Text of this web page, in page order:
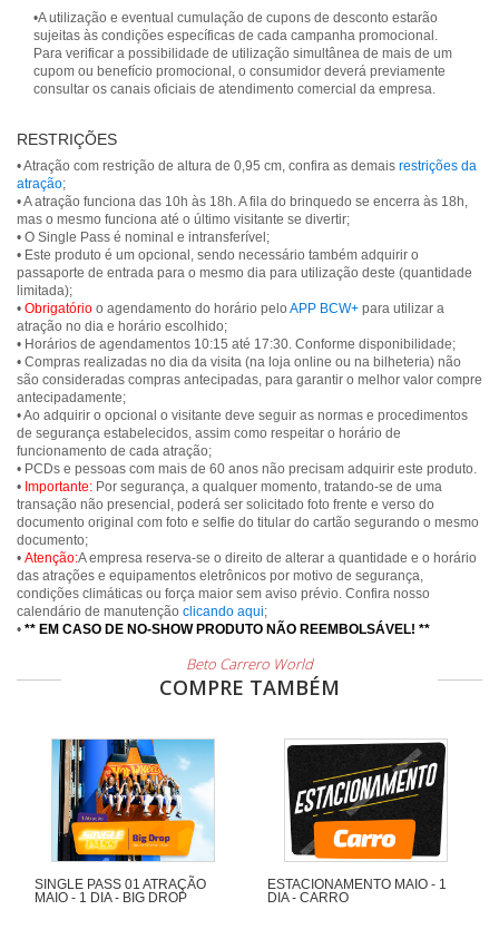
•A utilização e eventual cumulação de cupons de desconto estarão
sujeitas às condições específicas de cada campanha promocional.
Para verificar a possibilidade de utilização simultânea de mais de um
cupom ou benefício promocional, o consumidor deverá previamente
consultar os canais oficiais de atendimento comercial da empresa.
RESTRIÇÕES
• Atração com restrição de altura de 0,95 cm, confira as demais restrições da
atração;
• A atração funciona das 10h às 18h. A fila do brinquedo se encerra às 18h,
mas o mesmo funciona até o último visitante se divertir;
• O Single Pass é nominal e intransferível;
• Este produto é um opcional, sendo necessário também adquirir o
passaporte de entrada para o mesmo dia para utilização deste (quantidade
limitada);
• Obrigatório o agendamento do horário pelo APP BCW+ para utilizar a
atração no dia e horário escolhido;
• Horários de agendamentos 10:15 até 17:30. Conforme disponibilidade;
• Compras realizadas no dia da visita (na loja online ou na bilheteria) não
são consideradas compras antecipadas, para garantir o melhor valor compre
antecipadamente;
• Ao adquirir o opcional o visitante deve seguir as normas e procedimentos
de segurança estabelecidos, assim como respeitar o horário de
funcionamento de cada atração;
• PCDs e pessoas com mais de 60 anos não precisam adquirir este produto.
• Importante: Por segurança, a qualquer momento, tratando-se de uma
transação não presencial, poderá ser solicitado foto frente e verso do
documento original com foto e selfie do titular do cartão segurando o mesmo
documento;
• Atenção:A empresa reserva-se o direito de alterar a quantidade e o horário
das atrações e equipamentos eletrônicos por motivo de segurança,
condições climáticas ou força maior sem aviso prévio. Confira nosso
calendário de manutenção clicando aqui;
• ** EM CASO DE NO-SHOW PRODUTO NÃO REEMBOLSÁVEL! **
Beto Carrero World
COMPRE TAMBÉM
SINGLE PASS 01 ATRAÇÃO
MAIO - 1 DIA - BIG DROP
ESTACIONAMENTO MAIO - 1
DIA - CARRO